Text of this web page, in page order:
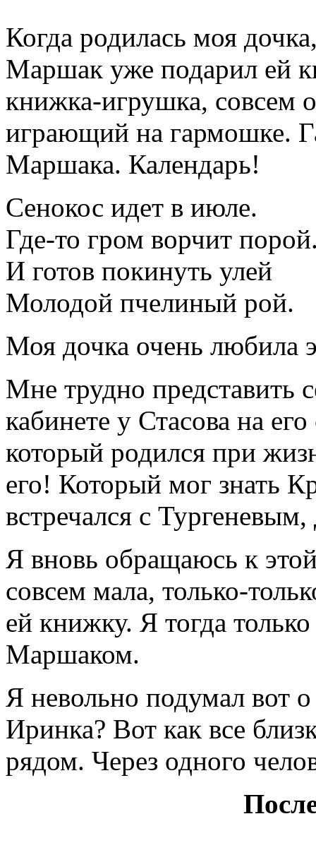
Когда родилась моя
Маршак уже подарил ей
книжка-игрушка, совсем
играющий на гармошке.
Маршака. Календарь!
Сенокос идет в июле.
Где-то гром ворчит
И готов покинуть улей
Молодой пчелиный рой.
Моя дочка очень любила
Мне трудно
кабинете у Стасова на
который родился при
его! Который мог знать
встречался с
Я вновь обращаюсь к
совсем мала, только-
ей книжку. Я тогда
Маршаком.
Я невольно подумал вот
Иринка? Вот как все
рядом. Через одного